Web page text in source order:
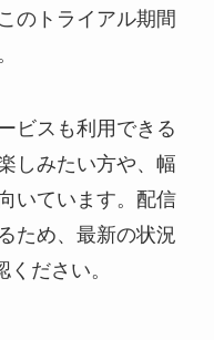
のトライアル期間
ビスも利用できる
しみたい方や、幅
いています。配信
ため、最新の状況
ださい。